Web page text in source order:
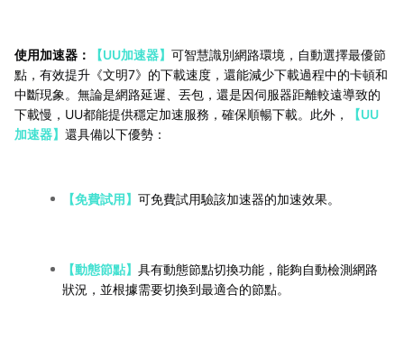
使用加速器： 【UU加速器】 可智慧識別網路環境，自動選擇最優節
點，有效提升《文明7》的下載速度，還能減少下載過程中的卡頓和
中斷現象。無論是網路延遲、丟包，還是因伺服器距離較遠導致的
下載慢，UU都能提供穩定加速服務，確保順暢下載。此外，
【UU
加速器】 還具備以下優勢：
【免費試用】 可免費試用驗該加速器的加速效果。
【動態節點】 具有動態節點切換功能，能夠自動檢測網路
狀況，並根據需要切換到最適合的節點。